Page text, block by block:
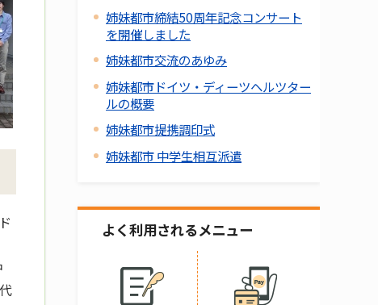
姉妹都市締結50周年記念コンサート
を開催しました
姉妹都市交流のあゆみ
姉妹都市ドイツ・ディーツヘルツター
ルの概要
姉妹都市提携調印式
姉妹都市 中学生相互派遣
よく利用されるメニュー